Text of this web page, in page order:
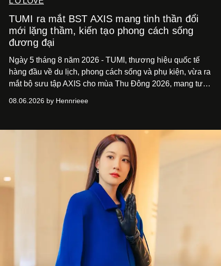
TUMI ra mắt BST AXIS mang tinh thần đổi
mới lặng thầm, kiến tạo phong cách sống
đương đại
Ngày 5 tháng 8 năm 2026 - TUMI, thương hiệu quốc tế
hàng đầu về du lịch, phong cách sống và phụ kiện, vừa ra
mắt bộ sưu tập AXIS cho mùa Thu Đông 2026, mang tư
và phong cách sống hiện đại bằng thiết kế sắc nét, chuẩn
08.06.2026 by Hennrieee